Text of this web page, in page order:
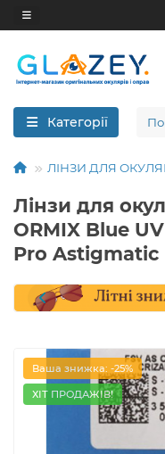
Категорії
ЛІНЗИ ДЛЯ
Лінзи для
ORMIX Blue
Pro Astigmatic
Ваша знижка: -25%
ХІТ ПРОДАЖІВ!